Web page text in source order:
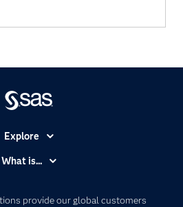
provide our global customers
Explore
What is...
Intelligence